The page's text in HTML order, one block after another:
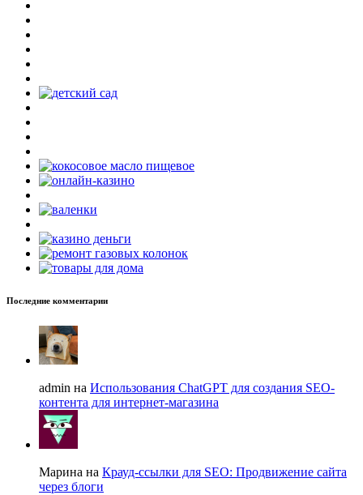
Последние комментарии
admin на Использования ChatGPT для создания SEO-
контента для интернет-магазина
Марина на Крауд-ссылки для SEO: Продвижение сайта
через блоги